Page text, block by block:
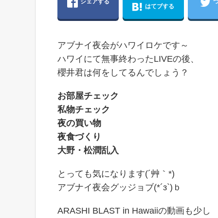
はてブする
アブナイ夜会がハワイロケです～
ハワイにて無事終わったLIVEの後、
櫻井君は何をしてるんでしょう？
お部屋チェック
私物チェック
夜の買い物
夜食づくり
大野・松潤乱入
とっても気になります(´艸｀*)
アブナイ夜会グッジョブ(*´з`)ｂ
ARASHI BLAST in Hawaiiの動画も少し